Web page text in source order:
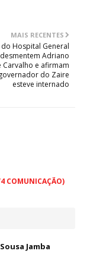
MAIS RECENTES
do Hospital General
Adriano
Carvalho e afirmam
do Zaire
esteve internado
COMUNICAÇÃO)
Jamba